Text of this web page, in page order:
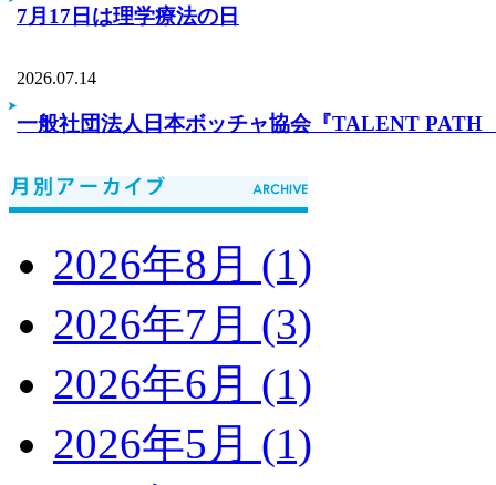
7月17日は理学療法の日
2026.07.14
一般社団法人日本ボッチャ協会『TALENT PATH
2026年8月 (1)
2026年7月 (3)
2026年6月 (1)
2026年5月 (1)